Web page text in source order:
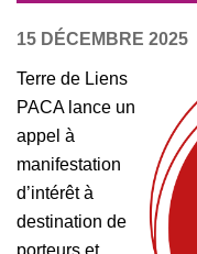
15 DÉCEMBRE 2025
Terre de Liens
PACA lance un
appel à
manifestation
d’intérêt à
destination de
porteurs et